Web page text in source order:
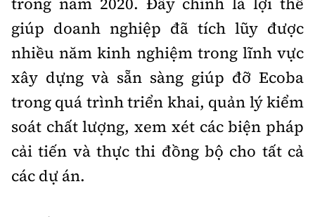
giúp doanh nghiệp đã tích lũy được
nhiều năm kinh nghiệm trong lĩnh vực
xây dựng và sẵn sàng giúp đỡ Ecoba
trong quá trình triển khai, quản lý kiểm
soát chất lượng, xem xét các biện pháp
cải tiến và thực thi đồng bộ cho tất cả
các dự án.